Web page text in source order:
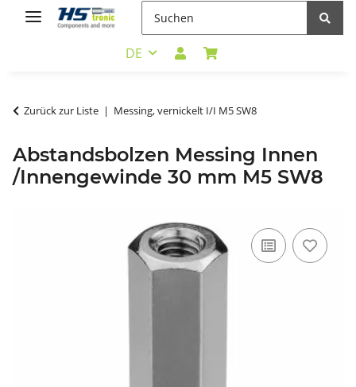
DE
Zurück zur Liste Messing, vernickelt I/I M5 SW8
Abstandsbolzen Messing Innen
/Innengewinde 30 mm M5 SW8